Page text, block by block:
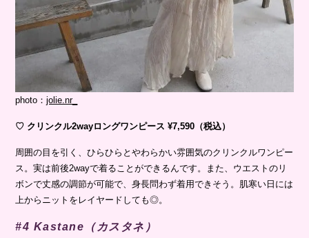
photo：jolie.nr_
♡ クリンクル2wayロングワンピース ¥7,590（税込）
周囲の目を引く、ひらひらとやわらかい雰囲気のクリンクルワンピー
ス。実は前後2wayで着ることができるんです。また、ウエストのリ
ボンで丈感の調節が可能で、身長問わず着用できそう。肌寒い日には
上からニットをレイヤードしても◎。
#4 Kastane（カスタネ）